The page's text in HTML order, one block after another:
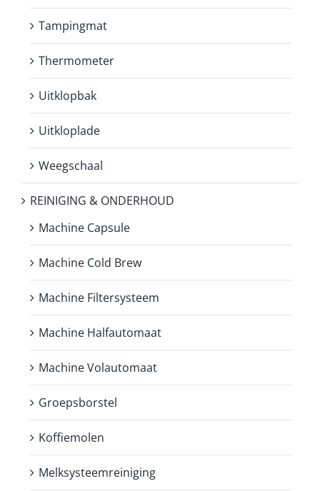
Tampingmat
Thermometer
Uitklopbak
Uitkloplade
Weegschaal
REINIGING & ONDERHOUD
Machine Capsule
Machine Cold Brew
Machine Filtersysteem
Machine Halfautomaat
Machine Volautomaat
Groepsborstel
Koffiemolen
Melksysteemreiniging